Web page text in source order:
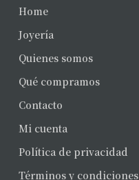
Home
Joyería
Quienes somos
Qué compramos
Contacto
Mi cuenta
Política de privacidad
Términos y condiciones